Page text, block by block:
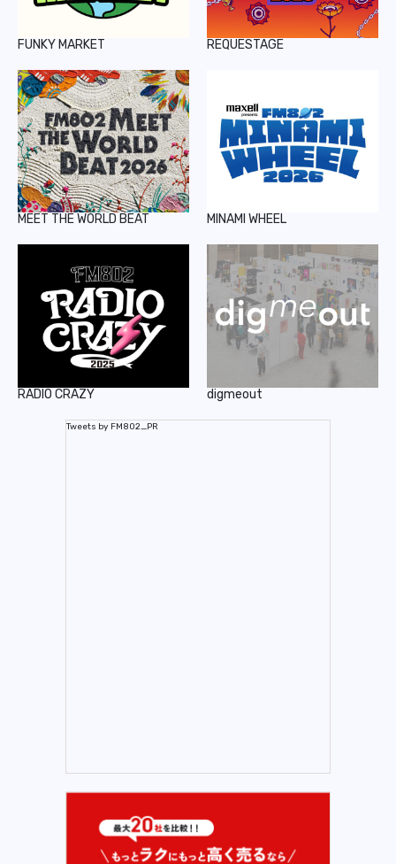
FUNKY MARKET REQUESTAGE
MEET THE WORLD BEAT MINAMI WHEEL
RADIO CRAZY digmeout
Tweets by FM802_PR